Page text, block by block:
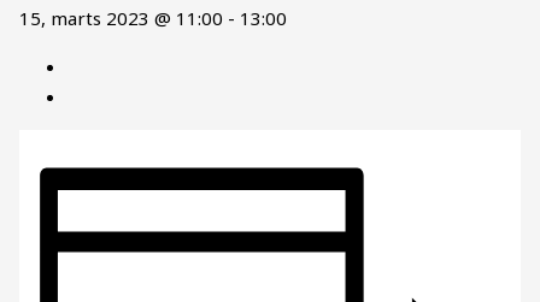
15, marts 2023 @ 11:00 - 13:00